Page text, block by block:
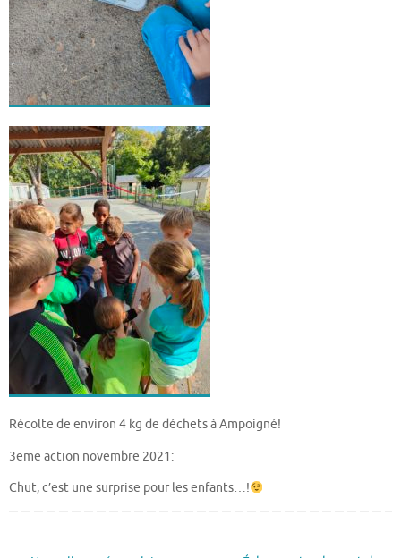
Récolte de environ 4 kg de déchets à Ampoigné!
3eme action novembre 2021:
Chut, c’est une surprise pour les enfants…!